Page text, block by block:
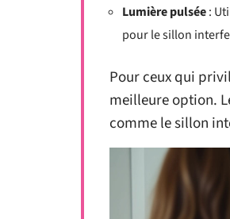
Lumière pulsée:
pour le sillon
Pour ceux qui
meilleure option.
comme le sillon